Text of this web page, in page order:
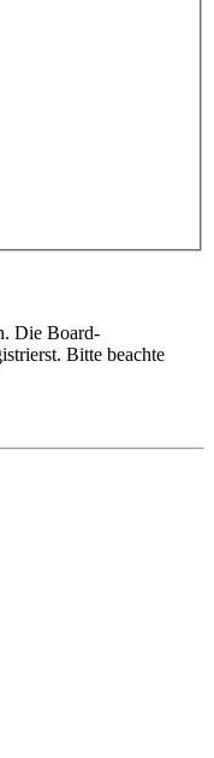
Die Board-
Bitte beachte